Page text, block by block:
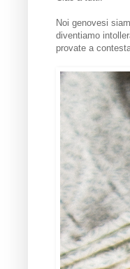
Noi genovesi
diventiamo
provate a